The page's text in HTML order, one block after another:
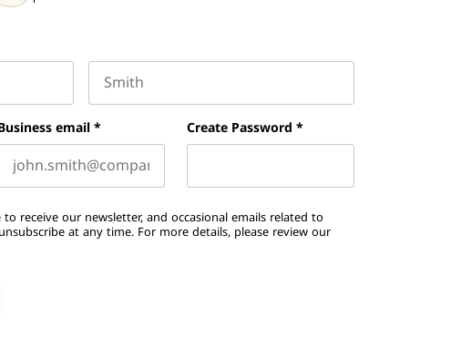
email * Create Password *
receive our newsletter, and occasional emails related to
at any time. For more details, please review our